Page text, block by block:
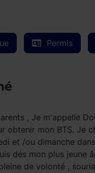
Permis
, Je m'appelle
obtenir mon BTS. Je
et /ou dimanche
dés mon plus jeune
de volonté ,